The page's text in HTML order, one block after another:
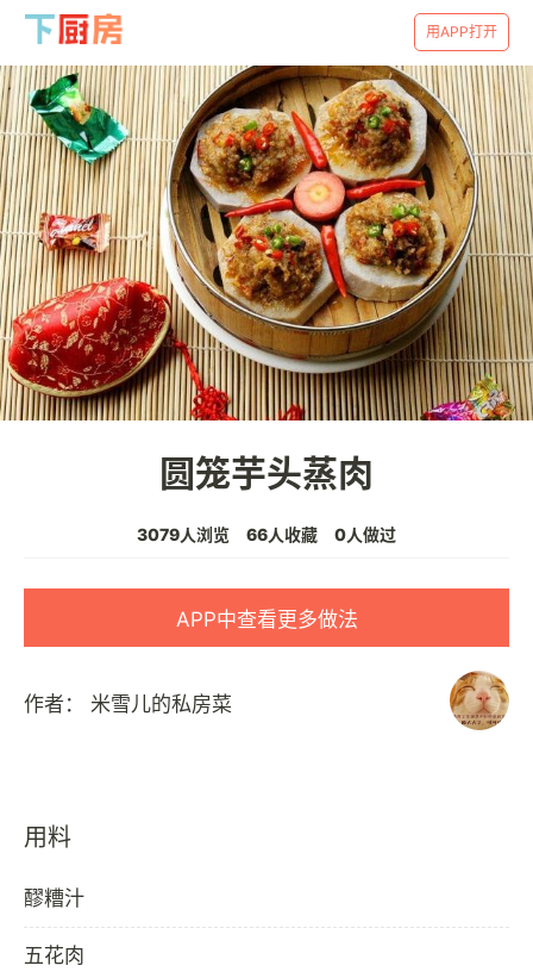
用APP打开
圆笼芋头蒸肉
3079人浏览 66人收藏 0人做过
APP中查看更多做法
作者： 米雪儿的私房菜
用料
醪糟汁
五花肉